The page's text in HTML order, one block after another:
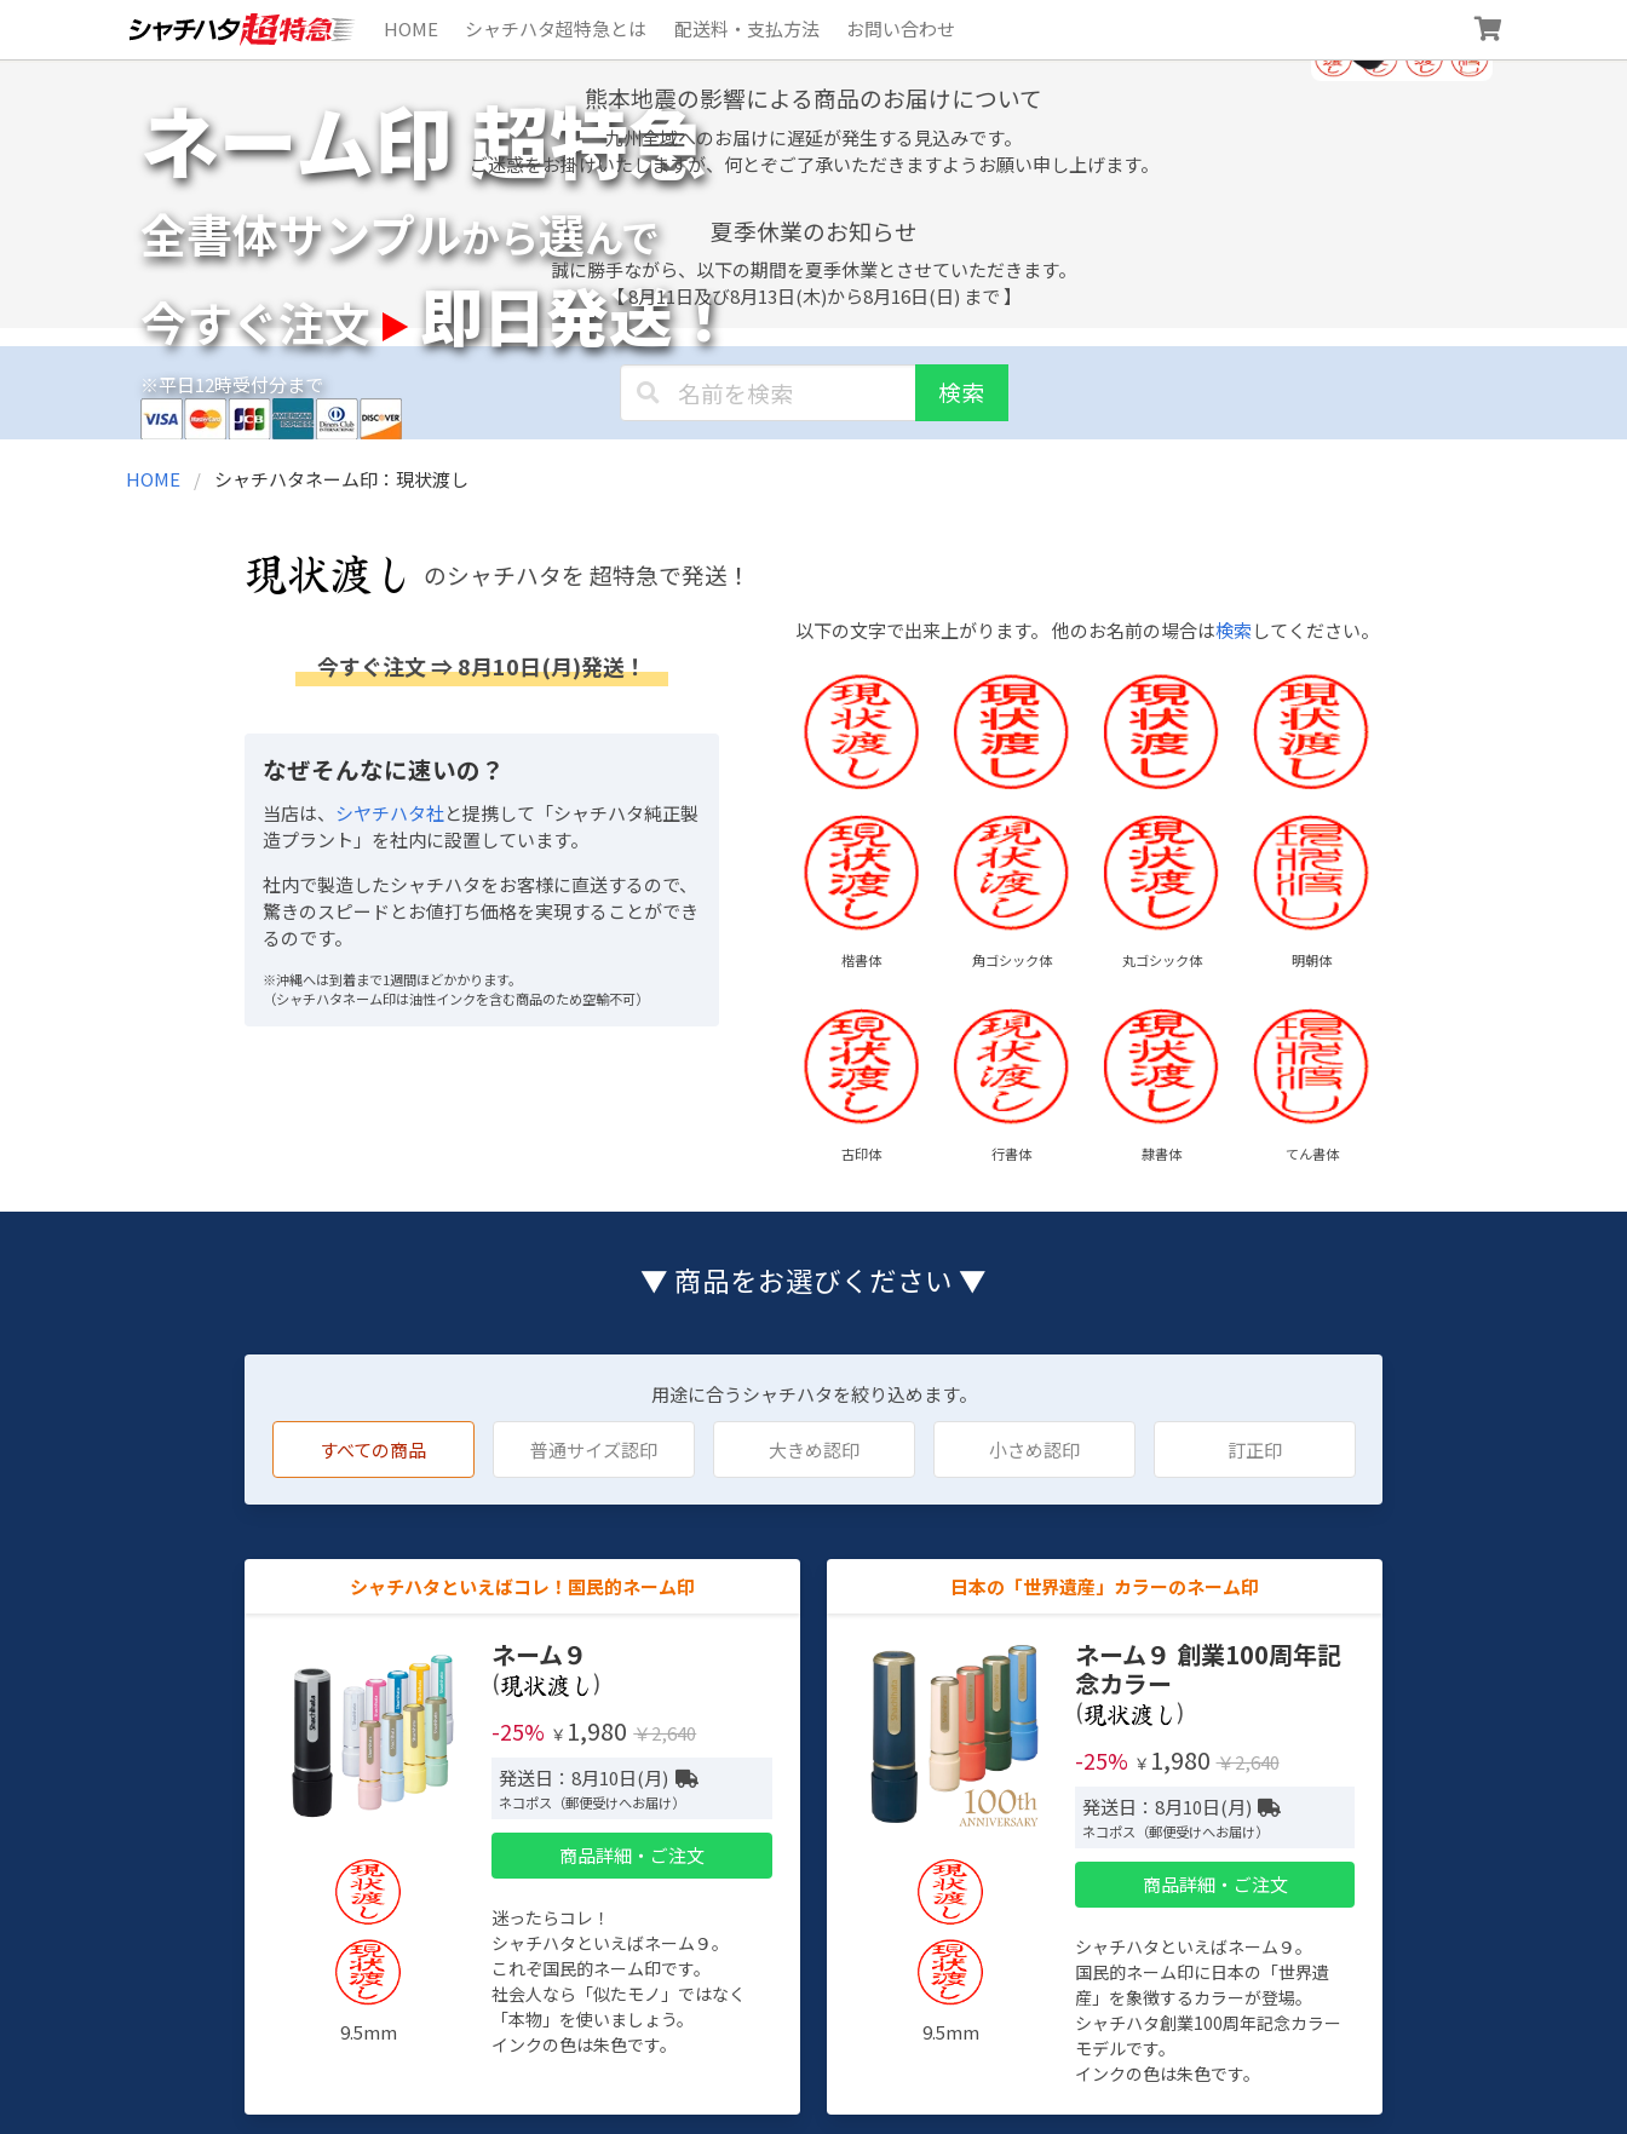
HOME シャチハタ超特急とは 配送料・支払方法 お問い合わせ
ネーム印 超特急
全書体サンプルから選んで
今すぐ注文 即日発送！
※平日12時受付分まで
熊本地震の影響による商品のお届けについて
九州全域へのお届けに遅延が発生する見込みです。
ご迷惑をお掛けいたしますが、何とぞご了承いただきますようお願い申し上げます。
夏季休業のお知らせ
誠に勝手ながら、以下の期間を夏季休業とさせていただきます。
【 8月11日及び8月13日(木)から8月16日(日) まで 】
検索
HOME シャチハタネーム印：現状渡し
のシャチハタを 超特急で発送！
以下の文字で出来上がります。 他のお名前の場合は検索してください。
楷書体 角ゴシック体 丸ゴシック体 明朝体
古印体 行書体 隷書体 てん書体
今すぐ注文 ⇒ 8月10日(月)発送！
なぜそんなに速いの？
当店は、 シヤチハタ社と提携して「シャチハタ純正製
造プラント」を社内に設置しています。
社内で製造したシャチハタをお客様に直送するので、
驚きのスピードとお値打ち価格を実現することができ
るのです。
※沖縄へは到着まで1週間ほどかかります。
（シャチハタネーム印は油性インクを含む商品のため空輸不可）
▼ 商品をお選びください ▼
用途に合うシャチハタを絞り込めます。
すべての商品 普通サイズ認印 大きめ認印 小さめ認印 訂正印
シャチハタといえばコレ！国民的ネーム印
9.5mm
ネーム９
(
)
-25% ￥ 1,980 ￥2,640
発送日：8月10日(月)
ネコポス（郵便受けへお届け）
商品詳細・ご注文
迷ったらコレ！
シャチハタといえばネーム９。
これぞ国民的ネーム印です。
社会人なら「似たモノ」ではなく
「本物」を使いましょう。
インクの色は朱色です。
日本の「世界遺産」カラーのネーム印
9.5mm
ネーム９ 創業100周年記
念カラー
(
)
-25% ￥ 1,980 ￥2,640
発送日：8月10日(月)
ネコポス（郵便受けへお届け）
商品詳細・ご注文
シャチハタといえばネーム９。
国民的ネーム印に日本の「世界遺
産」を象徴するカラーが登場。
シャチハタ創業100周年記念カラー
モデルです。
インクの色は朱色です。